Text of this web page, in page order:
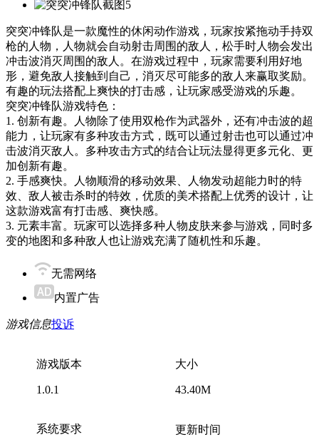
突突冲锋队是一款魔性的休闲动作游戏，玩家按紧拖动手持双
枪的人物，人物就会自动射击周围的敌人，松手时人物会发出
冲击波消灭周围的敌人。在游戏过程中，玩家需要利用好地
形，避免敌人接触到自己，消灭尽可能多的敌人来赢取奖励。
有趣的玩法搭配上爽快的打击感，让玩家感受游戏的乐趣。
突突冲锋队游戏特色：
1. 创新有趣。人物除了使用双枪作为武器外，还有冲击波的超
能力，让玩家有多种攻击方式，既可以通过射击也可以通过冲
击波消灭敌人。多种攻击方式的结合让玩法显得更多元化、更
加创新有趣。
2. 手感爽快。人物顺滑的移动效果、人物发动超能力时的特
效、敌人被击杀时的特效，优质的美术搭配上优秀的设计，让
这款游戏富有打击感、爽快感。
3. 元素丰富。玩家可以选择多种人物皮肤来参与游戏，同时多
变的地图和多种敌人也让游戏充满了随机性和乐趣。
无需网络
内置广告
游戏信息投诉
游戏版本
1.0.1
大小
43.40M
系统要求 更新时间